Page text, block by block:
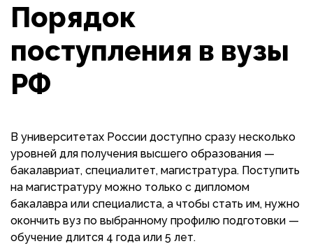
Порядок
поступления в вузы
РФ
В университетах России доступно сразу несколько
уровней для получения высшего образования —
бакалавриат, специалитет, магистратура. Поступить
на магистратуру можно только с дипломом
бакалавра или специалиста, а чтобы стать им, нужно
окончить вуз по выбранному профилю подготовки —
обучение длится 4 года или 5 лет.